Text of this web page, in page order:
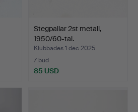
Stegpallar 2st metall,
1950/60-tal.
Klubbades 1 dec 2025
7 bud
85 USD